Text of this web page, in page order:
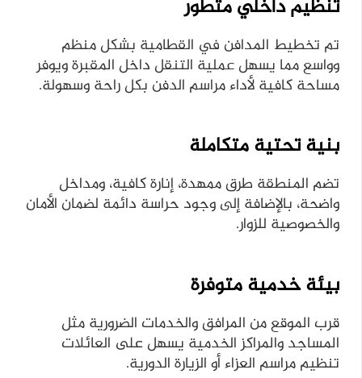
تنظيم داخلي متطور
تم تخطيط المدافن في القطامية بشكل منظم
وواسع مما يسهل عملية التنقل داخل المقبرة ويوفر
مساحة كافية لأداء مراسم الدفن بكل راحة وسهولة.
بنية تحتية متكاملة
تضم المنطقة طرق ممهدة، إنارة كافية، ومداخل
واضحة، بالإضافة إلى وجود حراسة دائمة لضمان الأمان
والخصوصية للزوار.
بيئة خدمية متوفرة
قرب الموقع من المرافق والخدمات الضرورية مثل
المساجد والمراكز الخدمية يسهل على العائلات
تنظيم مراسم العزاء أو الزيارة الدورية.